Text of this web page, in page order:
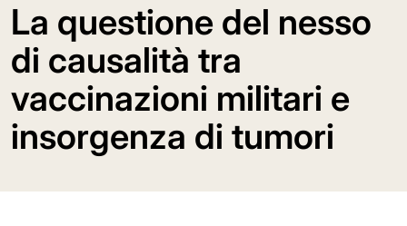
La questione del nesso
di causalità tra
vaccinazioni militari e
insorgenza di tumori